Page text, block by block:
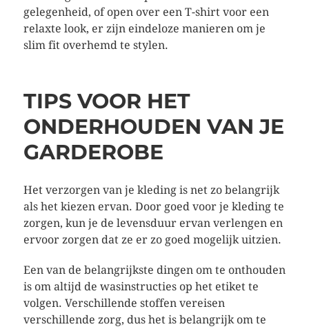
gelegenheid, of open over een T-shirt voor een
relaxte look, er zijn eindeloze manieren om je
slim fit overhemd te stylen.
TIPS VOOR HET
ONDERHOUDEN VAN JE
GARDEROBE
Het verzorgen van je kleding is net zo belangrijk
als het kiezen ervan. Door goed voor je kleding te
zorgen, kun je de levensduur ervan verlengen en
ervoor zorgen dat ze er zo goed mogelijk uitzien.
Een van de belangrijkste dingen om te onthouden
is om altijd de wasinstructies op het etiket te
volgen. Verschillende stoffen vereisen
verschillende zorg, dus het is belangrijk om te